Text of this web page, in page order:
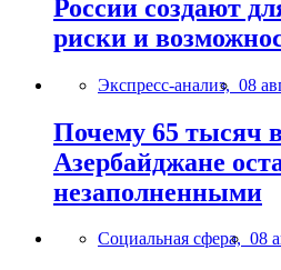
России создают
риски и
Экспресс-анализ, 08
Почему 65 тысяч
Азербайджане
незаполненными
Социальная сфера, 08